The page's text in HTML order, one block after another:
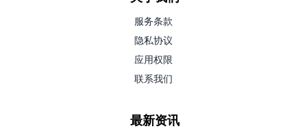
服务条款
隐私协议
应用权限
联系我们
最新资讯